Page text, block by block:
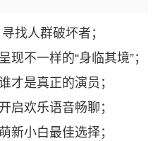
找人群破坏者；
不一样的“身临其境”；
才是真正的演员；
启欢乐语音畅聊；
新小白最佳选择；